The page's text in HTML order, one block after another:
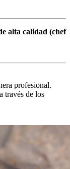
alta calidad (chef
profesional.
través de los